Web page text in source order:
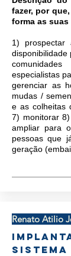
fazer, por
forma as suas
1) prospectar
especialistas
gerenciar as
mudas /
e as colheitas
7) monitorar
ampliar para
pessoas que
geração
Renato Atilio